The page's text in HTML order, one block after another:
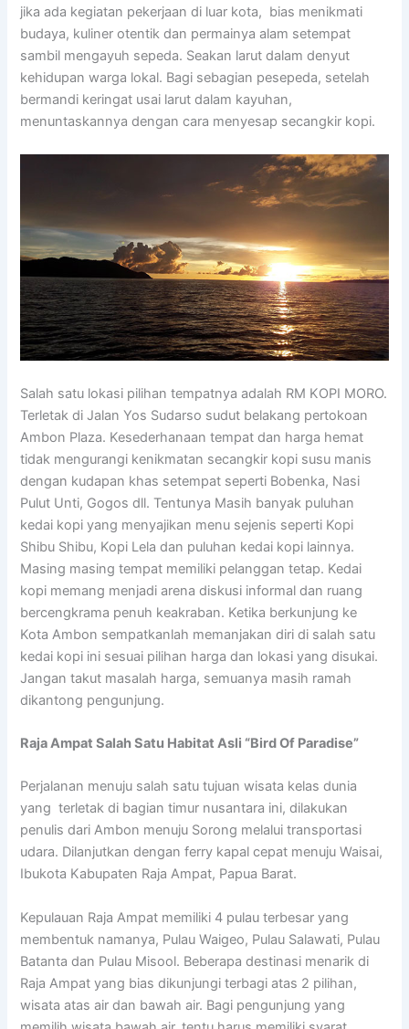
jika ada kegiatan pekerjaan di luar kota, bias menikmati
budaya, kuliner otentik dan permainya alam setempat
sambil mengayuh sepeda. Seakan larut dalam denyut
kehidupan warga lokal. Bagi sebagian pesepeda, setelah
bermandi keringat usai larut dalam kayuhan,
menuntaskannya dengan cara menyesap secangkir kopi.
Salah satu lokasi pilihan tempatnya adalah RM KOPI MORO.
Terletak di Jalan Yos Sudarso sudut belakang pertokoan
Ambon Plaza. Kesederhanaan tempat dan harga hemat
tidak mengurangi kenikmatan secangkir kopi susu manis
dengan kudapan khas setempat seperti Bobenka, Nasi
Pulut Unti, Gogos dll. Tentunya Masih banyak puluhan
kedai kopi yang menyajikan menu sejenis seperti Kopi
Shibu Shibu, Kopi Lela dan puluhan kedai kopi lainnya.
Masing masing tempat memiliki pelanggan tetap. Kedai
kopi memang menjadi arena diskusi informal dan ruang
bercengkrama penuh keakraban. Ketika berkunjung ke
Kota Ambon sempatkanlah memanjakan diri di salah satu
kedai kopi ini sesuai pilihan harga dan lokasi yang disukai.
Jangan takut masalah harga, semuanya masih ramah
dikantong pengunjung.
Raja Ampat Salah Satu Habitat Asli “Bird Of Paradise”
Perjalanan menuju salah satu tujuan wisata kelas dunia
yang terletak di bagian timur nusantara ini, dilakukan
penulis dari Ambon menuju Sorong melalui transportasi
udara. Dilanjutkan dengan ferry kapal cepat menuju Waisai,
Ibukota Kabupaten Raja Ampat, Papua Barat.
Kepulauan Raja Ampat memiliki 4 pulau terbesar yang
membentuk namanya, Pulau Waigeo, Pulau Salawati, Pulau
Batanta dan Pulau Misool. Beberapa destinasi menarik di
Raja Ampat yang bias dikunjungi terbagi atas 2 pilihan,
wisata atas air dan bawah air. Bagi pengunjung yang